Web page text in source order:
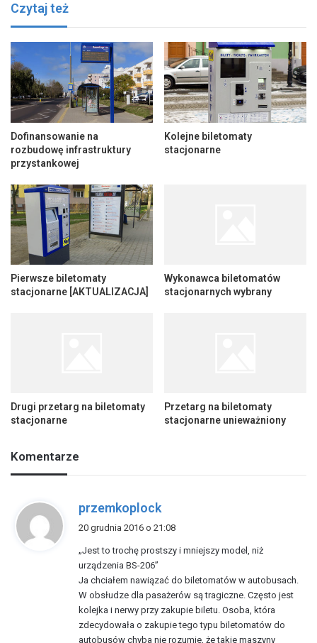
Czytaj też
Dofinansowanie na
rozbudowę infrastruktury
przystankowej
Kolejne biletomaty
stacjonarne
Pierwsze biletomaty
stacjonarne [AKTUALIZACJA]
Wykonawca biletomatów
stacjonarnych wybrany
Drugi przetarg na biletomaty
stacjonarne
Przetarg na biletomaty
stacjonarne unieważniony
Komentarze
przemkoplock
z
:
20 grudnia 2016 o 21:08
„Jest to trochę prostszy i mniejszy model, niż
urządzenia BS-206”
Ja chciałem nawiązać do biletomatów w autobusach.
W obsłudze dla pasażerów są tragiczne. Często jest
kolejka i nerwy przy zakupie biletu. Osoba, która
zdecydowała o zakupie tego typu biletomatów do
autobusów chyba nie rozumie, że takie maszyny